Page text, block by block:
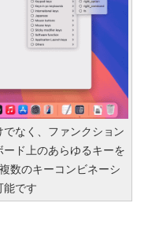
なく、ファンクション
ド上のあらゆるキーを
数のキーコンビネーシ
能です